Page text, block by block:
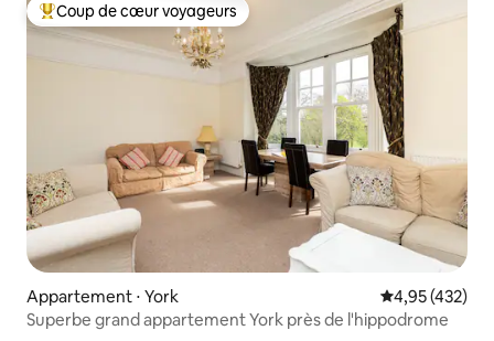
Coups de cœur voyageurs les plus appréciés
Coup de cœur voyageurs
Appartement ⋅ York Évaluation
4,95 (432)
Superbe grand appartement York près de l'hippodrome